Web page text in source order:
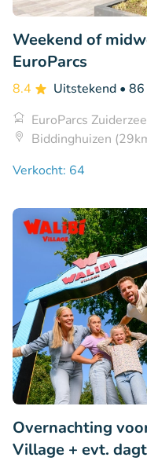
Weekend of
EuroParcs
8.4 Uitstekend •
EuroParcs Zuiderzee
Biddinghuizen
Verkocht: 64
Overnachting
Village + evt.